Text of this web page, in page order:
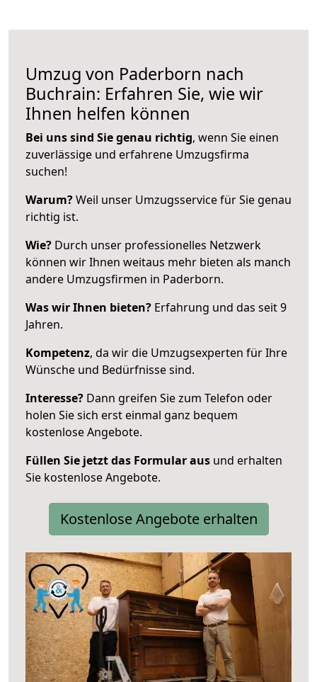
Umzug von Paderborn nach
Buchrain: Erfahren Sie, wie wir
Ihnen helfen können
Bei uns sind Sie genau richtig, wenn Sie einen
zuverlässige und erfahrene Umzugsfirma
suchen!
Warum?Weil unser Umzugsservice für Sie genau
richtig ist.
Wie? Durch unser professionelles Netzwerk
können wir Ihnen weitaus mehr bieten als manch
andere Umzugsfirmen in Paderborn.
Was wir Ihnen bieten? Erfahrung und das seit 9
Jahren.
Kompetenz, da wir die Umzugsexperten für Ihre
Wünsche und Bedürfnisse sind.
Interesse? Dann greifen Sie zum Telefon oder
holen Sie sich erst einmal ganz bequem
kostenlose Angebote.
Füllen Sie jetzt das Formular aus und erhalten
Sie kostenlose Angebote.
Kostenlose Angebote erhalten